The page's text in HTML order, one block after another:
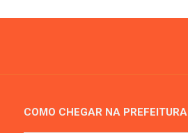
COMO CHEGAR NA PREFEITURA